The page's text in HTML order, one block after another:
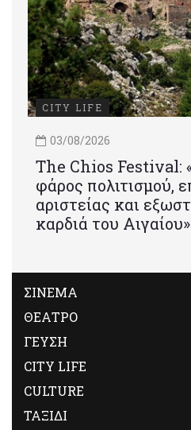
CITY LIFE
03/08/2026
Τhe Chios Festival:
φάρος πολιτισμού,
αριστείας και
καρδιά του Αιγαίου»
ΣΙΝΕΜΑ
ΘΕΑΤΡΟ
ΓΕΥΣΗ
CITY LIFE
CULTURE
ΤΑΞΙΔΙ